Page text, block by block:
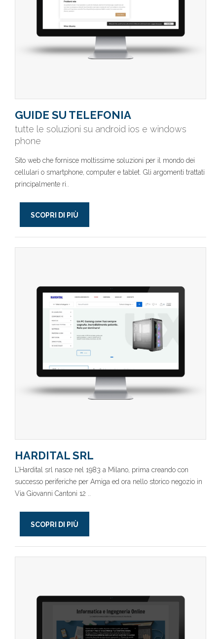
GUIDE SU TELEFONIA
tutte le soluzioni su android ios e windows
phone
Sito web che fornisce moltissime soluzioni per il mondo dei
cellulari o smartphone, computer e tablet. Gli argomenti trattati
principalmente ri..
SCOPRI DI PIÙ
HARDITAL SRL
L’Hardital srl nasce nel 1983 a Milano, prima creando con
successo periferiche per Amiga ed ora nello storico negozio in
Via Giovanni Cantoni 12 ..
SCOPRI DI PIÙ